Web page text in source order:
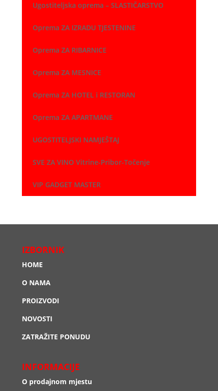
Ugostiteljska oprema – SLASTIČARSTVO
Oprema ZA IZRADU TJESTENINE
Oprema ZA RIBARNICE
Oprema ZA MESNICE
Oprema ZA HOTEL i RESTORAN
Oprema ZA APARTMANE
UGOSTITELJSKI NAMJEŠTAJ
SVE ZA VINO Vitrine-Pribor-Točenje
VIP GADGET MASTER
IZBORNIK
HOME
O NAMA
PROIZVODI
NOVOSTI
ZATRAŽITE PONUDU
INFORMACIJE
O prodajnom mjestu